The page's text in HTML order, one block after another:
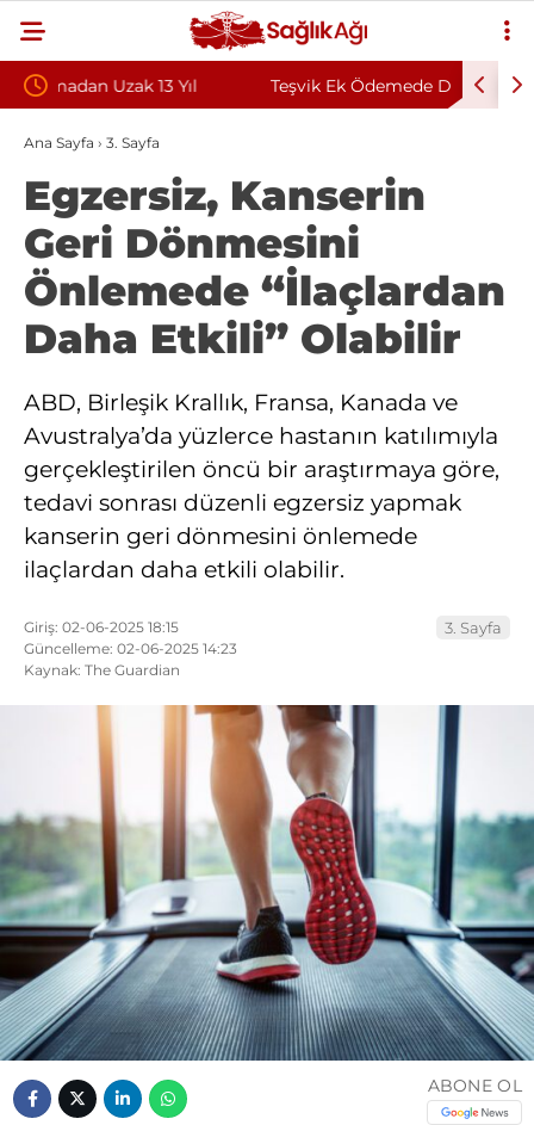
Teşvik Ek Ödemede Düzenleme Yolda: Genç
Sağlık Sendikası Sahanın Taleplerini Kamu
Hastaneleri Genel Müdürü’ne İletti
Ana Sayfa › 3. Sayfa
Egzersiz, Kanserin
Geri Dönmesini
Önlemede “İlaçlardan
Daha Etkili” Olabilir
ABD, Birleşik Krallık, Fransa, Kanada ve
Avustralya’da yüzlerce hastanın katılımıyla
gerçekleştirilen öncü bir araştırmaya göre,
tedavi sonrası düzenli egzersiz yapmak
kanserin geri dönmesini önlemede
ilaçlardan daha etkili olabilir.
Giriş: 02-06-2025 18:15
Güncelleme: 02-06-2025 14:23
Kaynak: The Guardian
3. Sayfa
ABONE OL